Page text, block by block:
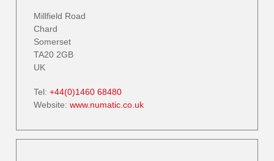
Millfield Road
Chard
Somerset
TA20 2GB
UK
Tel: +44(0)1460 68480
Website: www.numatic.co.uk